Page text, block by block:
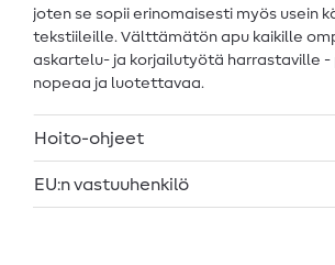
joten se sopii erinomaisesti myös usein
tekstiileille. Välttämätön apu kaikille
askartelu- ja korjailutyötä harrastaville -
nopeaa ja luotettavaa.
Hoito-ohjeet
EU:n vastuuhenkilö